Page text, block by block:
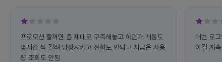
프로모션 할꺼면 좀 제대로 구축해놓고 하던가 개통도
몇시간 씩 걸려 당황시키고 전화도 안되고 지금은 사용
량 조회도 안됨
매번 로
이걸 계